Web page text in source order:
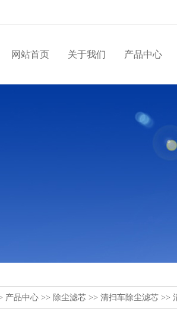
网站首页 关于我们 产品中心
产品中心 >> 除尘滤芯 >> 清扫车除尘滤芯 >>